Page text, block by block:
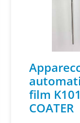
film
COATER